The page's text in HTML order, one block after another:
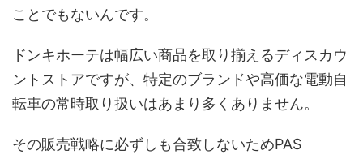
ことでもないんです。
ドンキホーテは幅広い商品を取り揃えるディスカウ
ントストアですが、特定のブランドや高価な電動自
転車の常時取り扱いはあまり多くありません。
その販売戦略に必ずしも合致しないためPAS